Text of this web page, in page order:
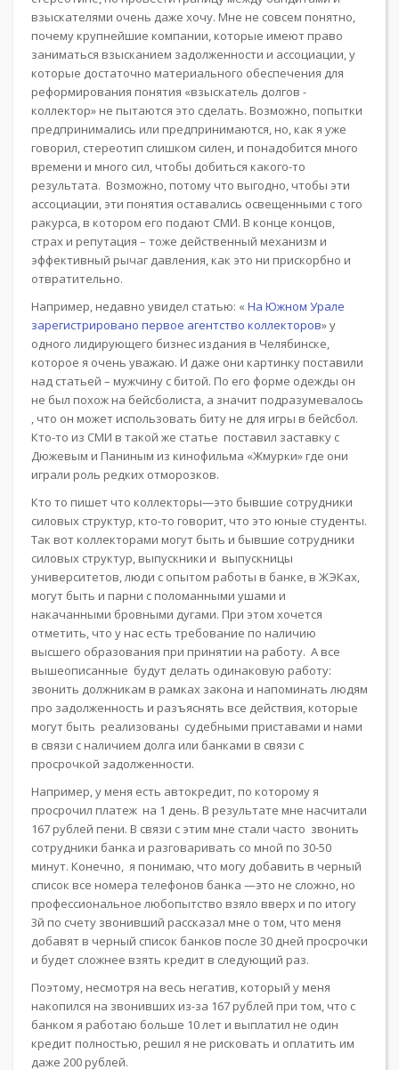
взыскателями очень даже хочу. Мне не совсем понятно,
почему крупнейшие компании, которые имеют право
заниматься взысканием задолженности и ассоциации, у
которые достаточно материального обеспечения для
реформирования понятия «взыскатель долгов -
коллектор» не пытаются это сделать. Возможно, попытки
предпринимались или предпринимаются, но, как я уже
говорил, стереотип слишком силен, и понадобится много
времени и много сил, чтобы добиться какого-то
результата. Возможно, потому что выгодно, чтобы эти
ассоциации, эти понятия оставались освещенными с того
ракурса, в котором его подают СМИ. В конце концов,
страх и репутация – тоже действенный механизм и
эффективный рычаг давления, как это ни прискорбно и
отвратительно.
Например, недавно увидел статью: «На Южном Урале
зарегистрировано первое агентство коллекторов» у
одного лидирующего бизнес издания в Челябинске,
которое я очень уважаю. И даже они картинку поставили
над статьей – мужчину с битой. По его форме одежды он
не был похож на бейсболиста, а значит подразумевалось
, что он может использовать биту не для игры в бейсбол.
Кто-то из СМИ в такой же статье поставил заставку с
Дюжевым и Паниным из кинофильма «Жмурки» где они
играли роль редких отморозков.
Кто то пишет что коллекторы—это бывшие сотрудники
силовых структур, кто-то говорит, что это юные студенты.
Так вот коллекторами могут быть и бывшие сотрудники
силовых структур, выпускники и выпускницы
университетов, люди с опытом работы в банке, в ЖЭКах,
могут быть и парни с поломанными ушами и
накачанными бровными дугами. При этом хочется
отметить, что у нас есть требование по наличию
высшего образования при принятии на работу. А все
вышеописанные будут делать одинаковую работу:
звонить должникам в рамках закона и напоминать людям
про задолженность и разъяснять все действия, которые
могут быть реализованы судебными приставами и нами
в связи с наличием долга или банками в связи с
просрочкой задолженности.
Например, у меня есть автокредит, по которому я
просрочил платеж на 1 день. В результате мне насчитали
167 рублей пени. В связи с этим мне стали часто звонить
сотрудники банка и разговаривать со мной по 30-50
минут. Конечно, я понимаю, что могу добавить в черный
список все номера телефонов банка —это не сложно, но
профессиональное любопытство взяло вверх и по итогу
3й по счету звонивший рассказал мне о том, что меня
добавят в черный список банков после 30 дней просрочки
и будет сложнее взять кредит в следующий раз.
Поэтому, несмотря на весь негатив, который у меня
накопился на звонивших из-за 167 рублей при том, что с
банком я работаю больше 10 лет и выплатил не один
кредит полностью, решил я не рисковать и оплатить им
даже 200 рублей.